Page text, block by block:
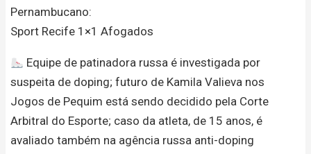
Pernambucano:
Sport Recife 1×1 Afogados
Equipe de patinadora russa é investigada por
suspeita de doping; futuro de Kamila Valieva nos
Jogos de Pequim está sendo decidido pela Corte
Arbitral do Esporte; caso da atleta, de 15 anos, é
avaliado também na agência russa anti-doping